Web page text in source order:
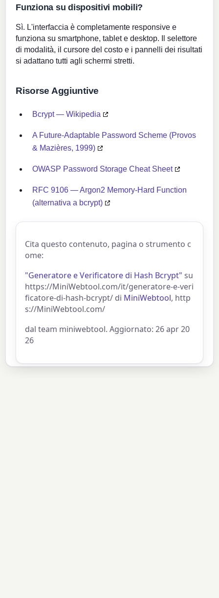
Funziona su dispositivi mobili?
Sì. L'interfaccia è completamente responsive e
funziona su smartphone, tablet e desktop. Il selettore
di modalità, il cursore del costo e i pannelli dei risultati
si adattano tutti agli schermi stretti.
Risorse Aggiuntive
Bcrypt — Wikipedia
A Future-Adaptable Password Scheme (Provos
& Mazières, 1999)
OWASP Password Storage Cheat Sheet
RFC 9106 — Argon2 Memory-Hard Function
(alternativa a bcrypt)
Cita questo contenuto, pagina o strumento c
ome:
"Generatore e Verificatore di Hash Bcrypt" su
https://MiniWebtool.com/it/generatore-e-veri
ficatore-di-hash-bcrypt/ di MiniWebtool, http
s://MiniWebtool.com/
dal team miniwebtool. Aggiornato: 26 apr 20
26